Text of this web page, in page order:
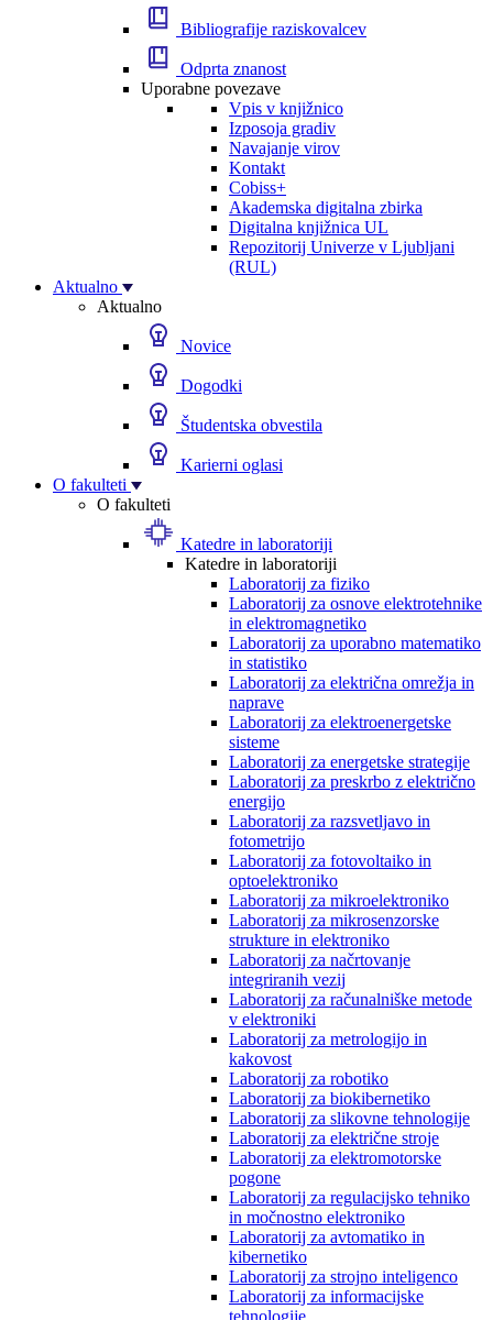
Bibliografije raziskovalcev
Odprta znanost
Uporabne povezave
Vpis v knjižnico
Izposoja gradiv
Navajanje virov
Kontakt
Cobiss+
Akademska digitalna zbirka
Digitalna knjižnica UL
Repozitorij Univerze v Ljubljani
(RUL)
Aktualno
Aktualno
Novice
Dogodki
Študentska obvestila
Karierni oglasi
O fakulteti
O fakulteti
Katedre in laboratoriji
Katedre in laboratoriji
Laboratorij za fiziko
Laboratorij za osnove elektrotehnike
in elektromagnetiko
Laboratorij za uporabno matematiko
in statistiko
Laboratorij za električna omrežja in
naprave
Laboratorij za elektroenergetske
sisteme
Laboratorij za energetske strategije
Laboratorij za preskrbo z električno
energijo
Laboratorij za razsvetljavo in
fotometrijo
Laboratorij za fotovoltaiko in
optoelektroniko
Laboratorij za mikroelektroniko
Laboratorij za mikrosenzorske
strukture in elektroniko
Laboratorij za načrtovanje
integriranih vezij
Laboratorij za računalniške metode
v elektroniki
Laboratorij za metrologijo in
kakovost
Laboratorij za robotiko
Laboratorij za biokibernetiko
Laboratorij za slikovne tehnologije
Laboratorij za električne stroje
Laboratorij za elektromotorske
pogone
Laboratorij za regulacijsko tehniko
in močnostno elektroniko
Laboratorij za avtomatiko in
kibernetiko
Laboratorij za strojno inteligenco
Laboratorij za informacijske
tehnologije